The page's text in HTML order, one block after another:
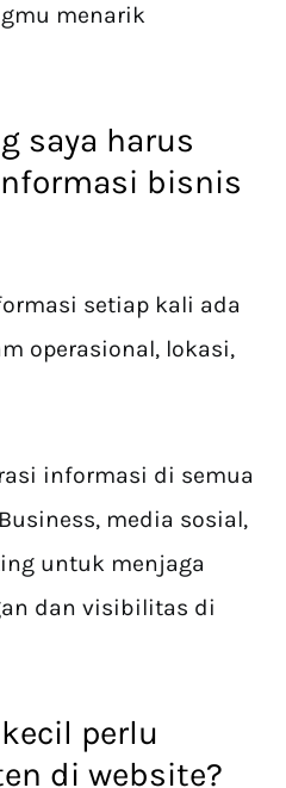
menarik
saya harus
bisnis
setiap kali ada
operasional, lokasi,
informasi di semua
media sosial,
untuk menjaga
dan visibilitas di
perlu
di website?